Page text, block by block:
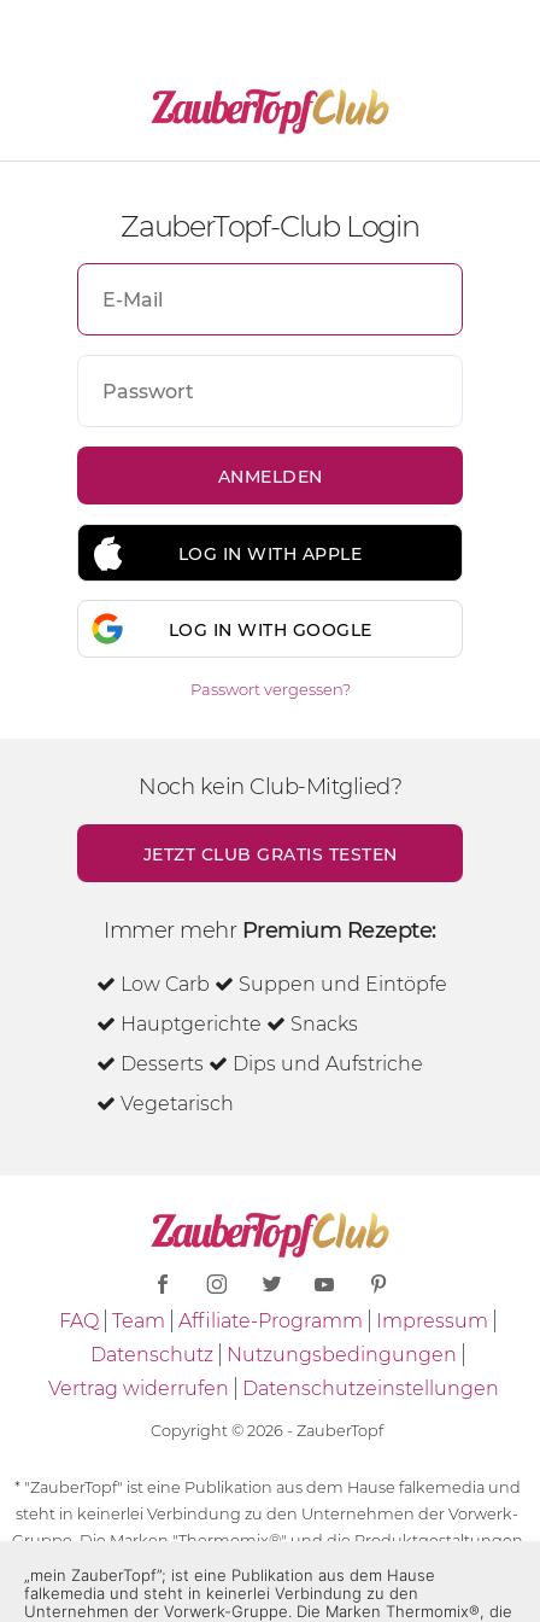
ZauberTopf-Club Login
LOG IN WITH APPLE
LOG IN WITH GOOGLE
Passwort vergessen?
Noch kein Club-Mitglied?
JETZT CLUB GRATIS TESTEN
Immer mehr Premium Rezepte:
Low Carb
Suppen und Eintöpfe
Hauptgerichte
Snacks
Desserts
Dips und Aufstriche
Vegetarisch
FAQ Team Affiliate-Programm
Impressum
Datenschutz
Nutzungsbedingungen
Vertrag widerrufen
Datenschutzeinstellungen
Copyright © 2026 - ZauberTopf
* "ZauberTopf" ist eine Publikation aus dem Hause falkemedia und
steht in keinerlei Verbindung zu den Unternehmen der Vorwerk-
Gruppe. Die Marken "Thermomix®" und die Produktgestaltungen
des "Thermomix®" sind eingetragene Marken der Unternehmen
der Vorwerk-Gruppe. Die Marken Thermomix®, die Zeichen TM5®,
„mein ZauberTopf”; ist eine Publikation aus dem Hause
falkemedia und steht in keinerlei Verbindung zu den
Unternehmen der Vorwerk-Gruppe. Die Marken Thermomix®, die